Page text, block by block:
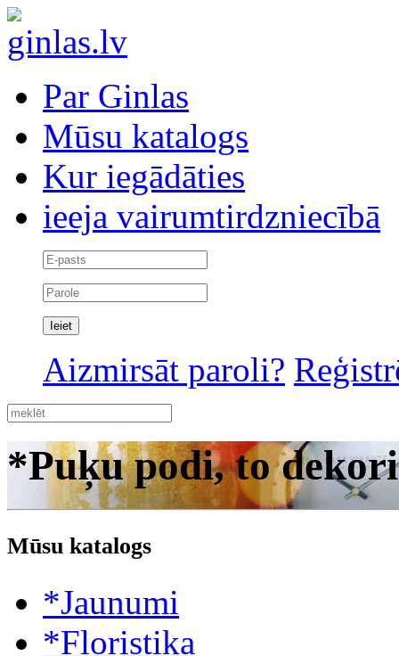
Par Ginlas
Mūsu katalogs
Kur iegādāties
ieeja vairumtirdzniecībā
Aizmirsāt paroli?
*Puķu podi, to dekori
Mūsu katalogs
*Jaunumi
*Floristika